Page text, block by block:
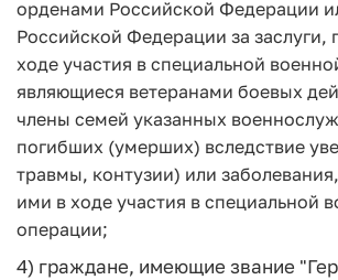
орденами Российской Федерации
Российской Федерации за заслуги,
ходе участия в специальной
являющиеся ветеранами боевых
члены семей указанных
погибших (умерших) вследствие
травмы, контузии) или
ими в ходе участия в специальной
операции;
4) граждане, имеющие звание